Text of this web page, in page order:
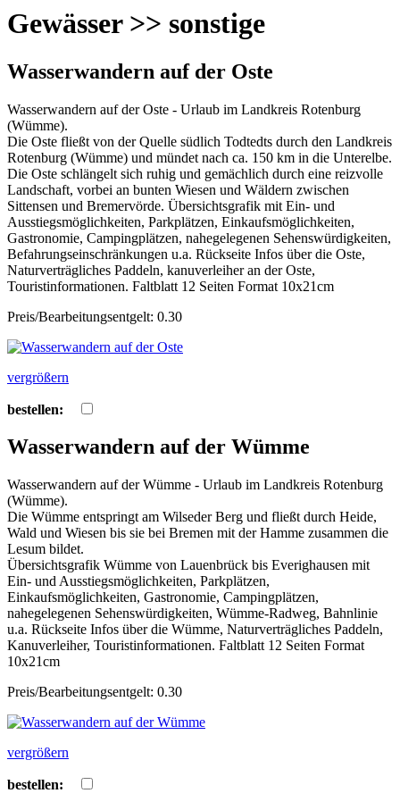
Gewässer >> sonstige
Wasserwandern auf der Oste
Wasserwandern auf der Oste - Urlaub im Landkreis Rotenburg
(Wümme).
Die Oste fließt von der Quelle südlich Todtedts durch den Landkreis
Rotenburg (Wümme) und mündet nach ca. 150 km in die Unterelbe.
Die Oste schlängelt sich ruhig und gemächlich durch eine reizvolle
Landschaft, vorbei an bunten Wiesen und Wäldern zwischen
Sittensen und Bremervörde. Übersichtsgrafik mit Ein- und
Ausstiegsmöglichkeiten, Parkplätzen, Einkaufsmöglichkeiten,
Gastronomie, Campingplätzen, nahegelegenen Sehenswürdigkeiten,
Befahrungseinschränkungen u.a. Rückseite Infos über die Oste,
Naturverträgliches Paddeln, kanuverleiher an der Oste,
Touristinformationen. Faltblatt 12 Seiten Format 10x21cm
Preis/Bearbeitungsentgelt: 0.30
vergrößern
bestellen:
Wasserwandern auf der Wümme
Wasserwandern auf der Wümme - Urlaub im Landkreis Rotenburg
(Wümme).
Die Wümme entspringt am Wilseder Berg und fließt durch Heide,
Wald und Wiesen bis sie bei Bremen mit der Hamme zusammen die
Lesum bildet.
Übersichtsgrafik Wümme von Lauenbrück bis Everighausen mit
Ein- und Ausstiegsmöglichkeiten, Parkplätzen,
Einkaufsmöglichkeiten, Gastronomie, Campingplätzen,
nahegelegenen Sehenswürdigkeiten, Wümme-Radweg, Bahnlinie
u.a. Rückseite Infos über die Wümme, Naturverträgliches Paddeln,
Kanuverleiher, Touristinformationen. Faltblatt 12 Seiten Format
10x21cm
Preis/Bearbeitungsentgelt: 0.30
vergrößern
bestellen: